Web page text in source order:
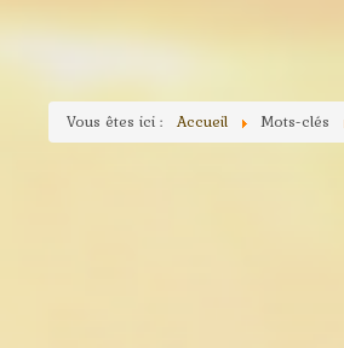
Vous êtes ici : Accueil Mots-clés